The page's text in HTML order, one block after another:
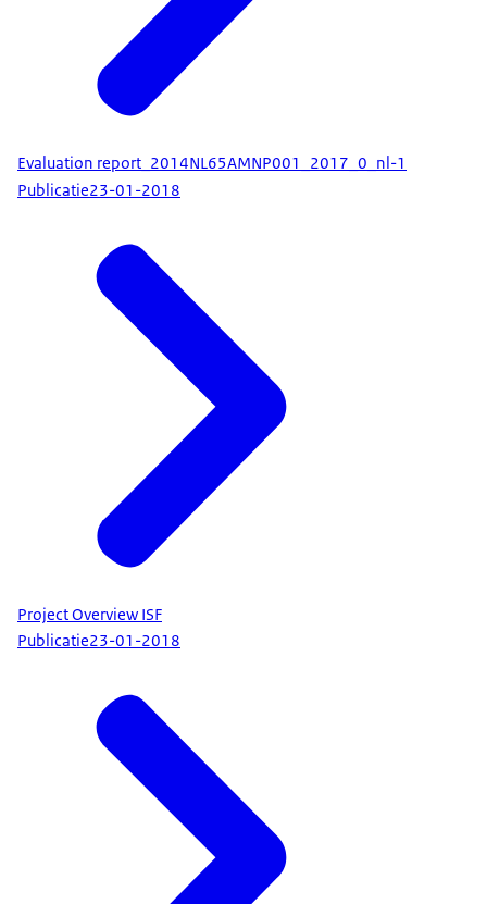
Evaluation report_2014NL65AMNP001_2017_0_nl-1
Publicatie23-01-2018
Project Overview ISF
Publicatie23-01-2018